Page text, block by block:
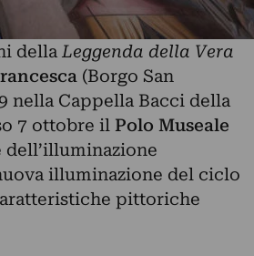
della Leggenda della Vera
(Borgo San
nella Cappella Bacci della
7 ottobre il Polo Museale
dell’illuminazione
illuminazione del ciclo
pittoriche